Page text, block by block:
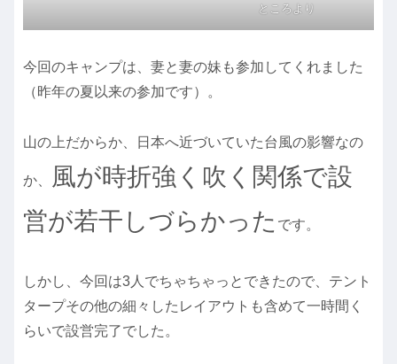
ところより
今回のキャンプは、妻と妻の妹も参加してくれました
（昨年の夏以来の参加です）。
山の上だからか、日本へ近づいていた台風の影響なの
か、
風が時折強く吹く関係で設
営が若干しづらかった です。
しかし、今回は3人でちゃちゃっとできたので、テント
タープその他の細々したレイアウトも含めて一時間く
らいで設営完了でした。